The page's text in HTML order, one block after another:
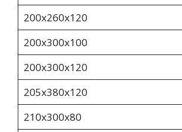
200х260х120
200х300х100
200х300х120
205x380x120
210х300х80